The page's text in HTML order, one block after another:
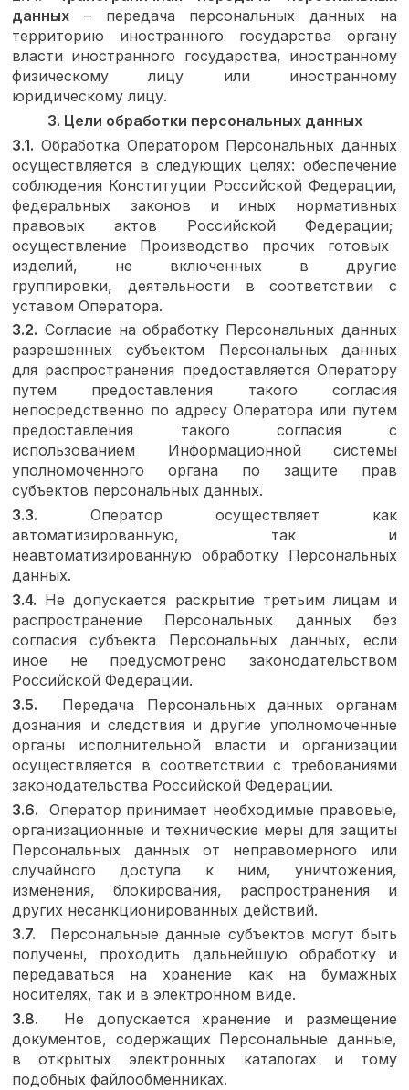
данных –
передача персональных данных на
территорию иностранного государства органу
власти иностранного государства, иностранному
физическому лицу или иностранному
юридическому лицу.
3. Цели обработки персональных данных
3.1. Обработка Оператором Персональных данных
осуществляется в следующих целях: обеспечение
соблюдения Конституции Российской Федерации,
федеральных законов и иных нормативных
правовых актов Российской Федерации;
осуществление Производство прочих готовых
изделий, не включенных в другие
группировки,
деятельности в соответствии с
уставом Оператора.
3.2. Согласие на обработку Персональных данных
разрешенных субъектом Персональных данных
для распространения предоставляется Оператору
путем предоставления такого согласия
непосредственно по адресу Оператора или путем
предоставления такого согласия с
использованием Информационной системы
уполномоченного органа по защите прав
субъектов персональных данных.
3.3. Оператор осуществляет как
автоматизированную, так и
неавтоматизированную обработку Персональных
данных.
3.4. Не допускается раскрытие третьим лицам и
распространение Персональных данных без
согласия субъекта Персональных данных, если
иное не предусмотрено законодательством
Российской Федерации.
3.5.
Передача Персональных данных органам
дознания и следствия и другие уполномоченные
органы исполнительной власти и организации
осуществляется в соответствии с требованиями
законодательства Российской Федерации.
3.6.
Оператор принимает необходимые правовые,
организационные и технические меры для защиты
Персональных данных от неправомерного или
случайного доступа к ним, уничтожения,
изменения, блокирования, распространения и
других несанкционированных действий.
3.7.
Персональные данные субъектов могут быть
получены, проходить дальнейшую обработку и
передаваться на хранение как на бумажных
носителях, так и в электронном виде.
3.8.
Не допускается хранение и размещение
документов, содержащих Персональные данные,
в открытых электронных каталогах и тому
подобных файлообменниках.